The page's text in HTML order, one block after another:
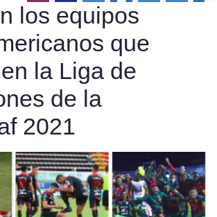
los equipos
que
la Liga de
de la
2021